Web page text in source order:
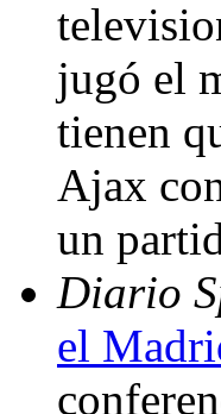
jugó el
tienen
Ajax
un
Diario
el